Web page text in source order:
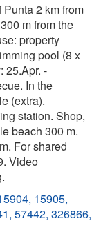
2 km from
m from the
property
pool (8 x
25.Apr. -
In the
(extra).
station. Shop,
beach 300 m.
For shared
Video
15905,
57442, 326866,